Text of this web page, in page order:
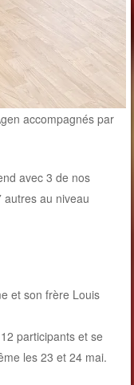
accompagnés par
avec 3 de nos
au niveau
et son frère Louis
participants et se
les 23 et 24 mai.